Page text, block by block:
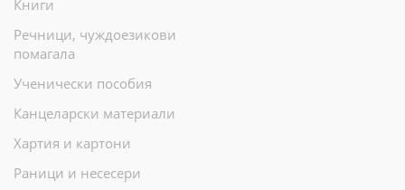
Книги
Речници, чуждоезикови
помагала
Ученически пособия
Канцеларски материали
Хартия и картони
Раници и несесери